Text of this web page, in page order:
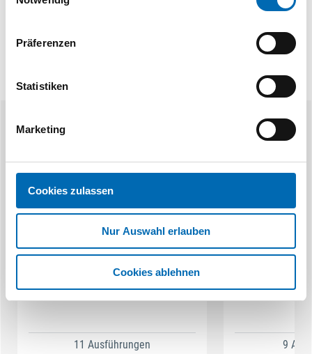
Präferenzen
Statistiken
Marketing
Cookies zulassen
Nur Auswahl erlauben
Cookies ablehnen
Ähnliche Produkte
Stabdübel
11 Ausführungen
Stahldübel Ø 7
9